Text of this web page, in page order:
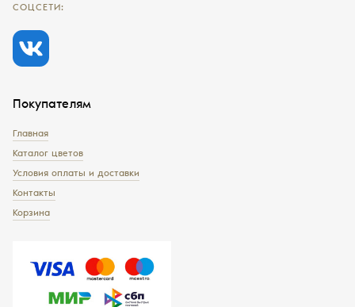
Покупателям
Главная
Каталог цветов
Условия оплаты и доставки
Контакты
Корзина
СОЦСЕТИ: